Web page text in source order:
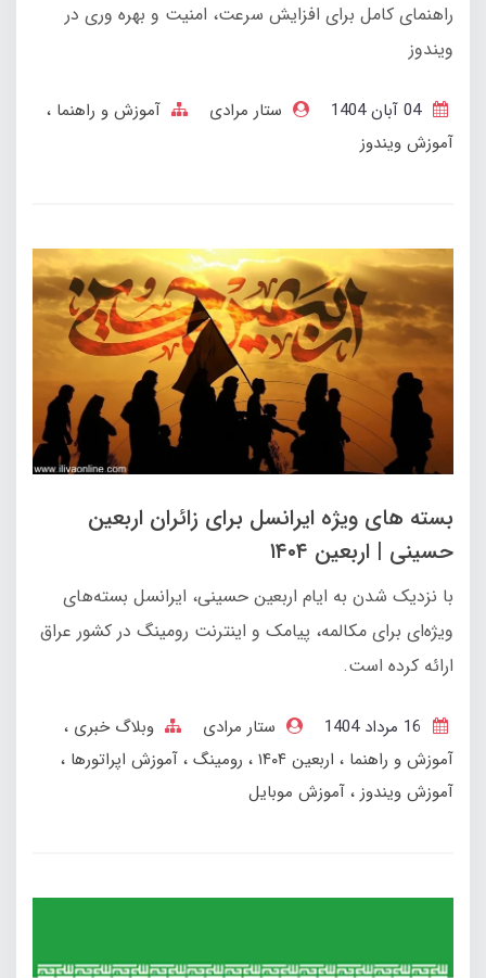
راهنمای کامل برای افزایش سرعت، امنیت و بهره وری در
ویندوز
04 آبان 1404 ستار مرادی
آموزش و راهنما
آموزش ویندوز
بسته های ویژه ایرانسل برای زائران اربعین
حسینی | اربعین ۱۴۰۴
با نزدیک شدن به ایام اربعین حسینی، ایرانسل بسته‌های
ویژه‌ای برای مکالمه، پیامک و اینترنت رومینگ در کشور عراق
ارائه کرده است.
ستار مرادی
وبلاگ خبری
آموزش و راهنما
اربعین ۱۴۰۴ رومینگ آموزش اپراتورها
آموزش ویندوز آموزش موبایل